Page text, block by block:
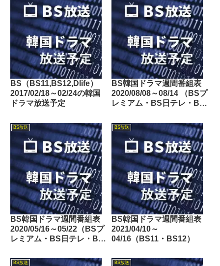
BS（BS11,BS12,Dlife）
2017/02/18～02/24の韓国
ドラマ放送予定
BS韓国ドラマ週間番組表
2020/08/08～08/14 （BSプ
レミアム・BS日テレ・BS
東・BSフジ）
BS放送
BS韓国ドラマ週間番組表
2020/05/16～05/22（BSプ
レミアム・BS日テレ・BS
東・BSフジ）
BS放送
BS韓国ドラマ週間番組表
2021/04/10～
04/16（BS11・BS12）
BS放送 BS放送